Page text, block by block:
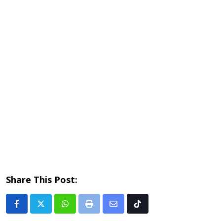
Share This Post:
Whatsapp
Print
Share Tiktok